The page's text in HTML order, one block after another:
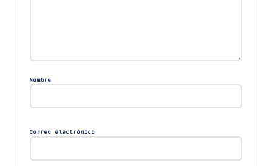
Nombre
Correo electrónico